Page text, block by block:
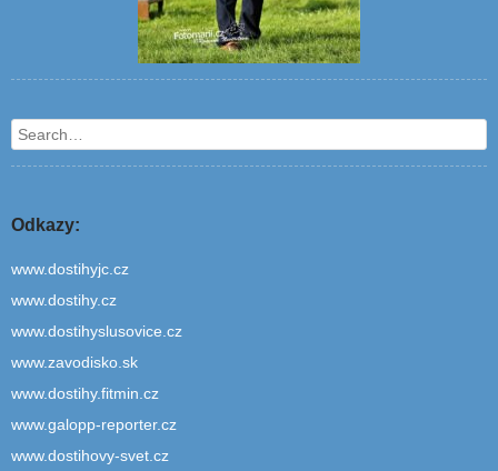
Search
Odkazy:
www.dostihyjc.cz
www.dostihy.cz
www.dostihyslusovice.cz
www.zavodisko.sk
www.dostihy.fitmin.cz
www.galopp-reporter.cz
www.dostihovy-svet.cz